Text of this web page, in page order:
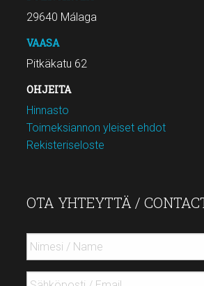
29640 Málaga
VAASA
Pitkäkatu 62
OHJEITA
Hinnasto
Toimeksiannon yleiset ehdot
Rekisteriseloste
OTA YHTEYTTÄ /